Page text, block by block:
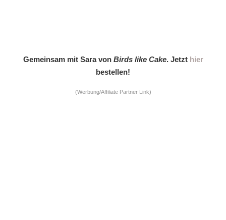
Gemeinsam mit Sara von Birds like Cake. Jetzt hier
bestellen!
(Werbung/Affiliate Partner Link)